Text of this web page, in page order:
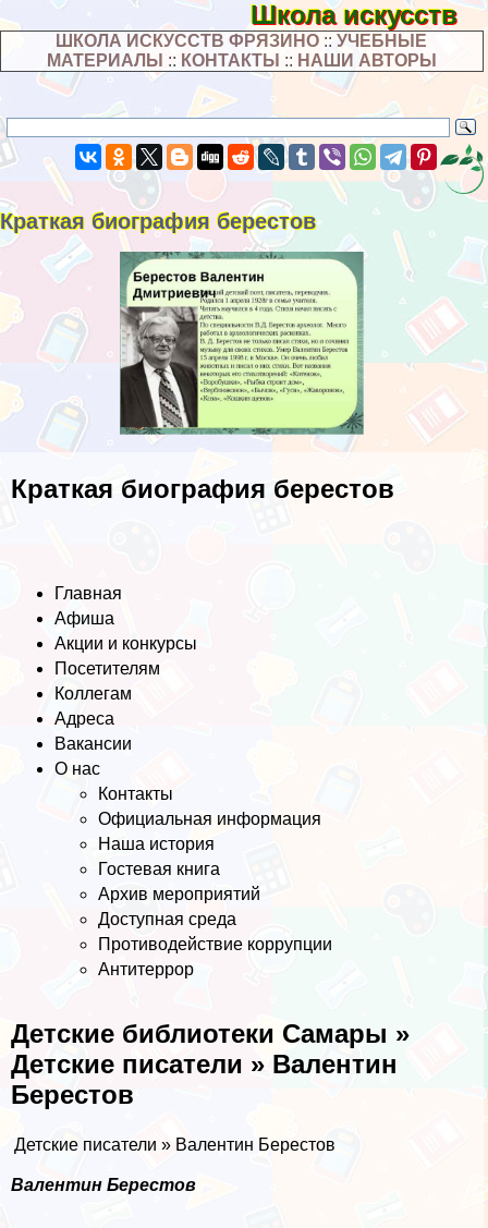
Школа искусств
ШКОЛА ИСКУССТВ ФРЯЗИНО ::УЧЕБНЫЕ
МАТЕРИАЛЫ :: КОНТАКТЫ :: НАШИ АВТОРЫ
Краткая биография берестов
Краткая биография берестов
Главная
Афиша
Акции и конкурсы
Посетителям
Коллегам
Адреса
Вакансии
О нас
Контакты
Официальная информация
Наша история
Гостевая книга
Архив мероприятий
Доступная среда
Противодействие коррупции
Антитеррор
Детские библиотеки Самары »
Детские писатели » Валентин
Берестов
Детские писатели » Валентин Берестов
Валентин Берестов